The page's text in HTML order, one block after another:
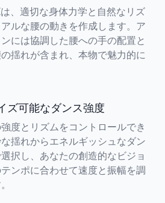
、適切な身体力学と自然なリズ
ルな腰の動きを作成します。ア
には協調した腰への手の配置と
揺れが含まれ、本物で魅力的に
ズ可能なダンス強度
度とリズムをコントロールでき
揺れからエネルギッシュなダン
択し、あなたの創造的なビジョ
ンポに合わせて速度と振幅を調